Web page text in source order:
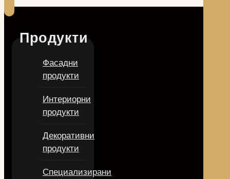
Продукти
Фасадни
продукти
Интериорни
продукти
Декоративни
продукти
Специализирани